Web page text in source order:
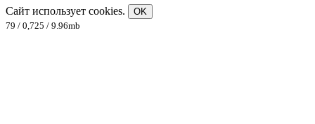
Сайт использует cookies.
OK
79 / 0,725 / 9.96mb